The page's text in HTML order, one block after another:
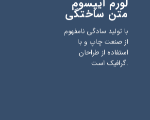
متن ساختگی
با تولید سادگی نامفهوم
از صنعت چاپ و با
استفاده از طراحان
گرافیک است.